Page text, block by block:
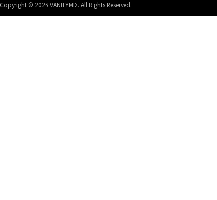
Copyright © 2026 VANITYMIX. All Rights Reserved.